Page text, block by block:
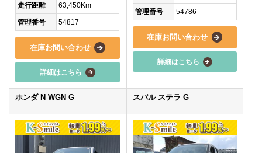
走行距離 63,450Km
管理番号 54817
在庫お問い合わせ
詳細はこちら
管理番号 54786
在庫お問い合わせ
詳細はこちら
ホンダ N WGN G スバル ステラ G